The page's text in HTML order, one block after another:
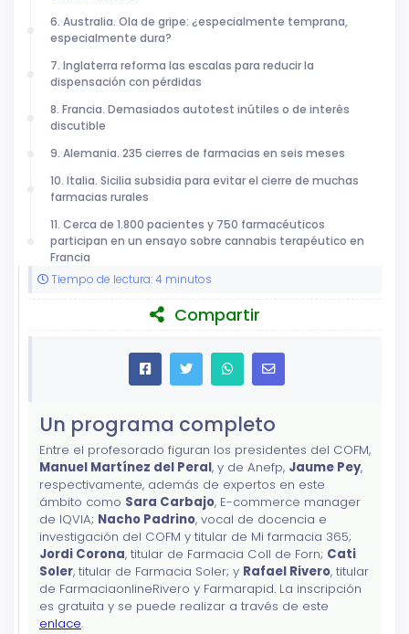
6. Australia. Ola de gripe: ¿especialmente temprana,
especialmente dura?
7. Inglaterra reforma las escalas para reducir la
dispensación con pérdidas
8. Francia. Demasiados autotest inútiles o de interés
discutible
9. Alemania. 235 cierres de farmacias en seis meses
10. Italia. Sicilia subsidia para evitar el cierre de muchas
farmacias rurales
11. Cerca de 1.800 pacientes y 750 farmacéuticos
participan en un ensayo sobre cannabis terapéutico en
Francia
Tiempo de lectura: 4 minutos
Compartir
Un programa completo
Entre el profesorado figuran los presidentes del COFM,
Manuel Martínez del Peral, y de Anefp, Jaume Pey,
respectivamente, además de expertos en este
ámbito como Sara Carbajo, E-commerce manager
de IQVIA; Nacho Padrino, vocal de docencia e
investigación del COFM y titular de Mi farmacia 365;
Jordi Corona, titular de Farmacia Coll de Forn; Cati
Soler, titular de Farmacia Soler; y Rafael Rivero, titular
de FarmaciaonlineRivero y Farmarapid. La inscripción
es gratuita y se puede realizar a través de este
enlace.